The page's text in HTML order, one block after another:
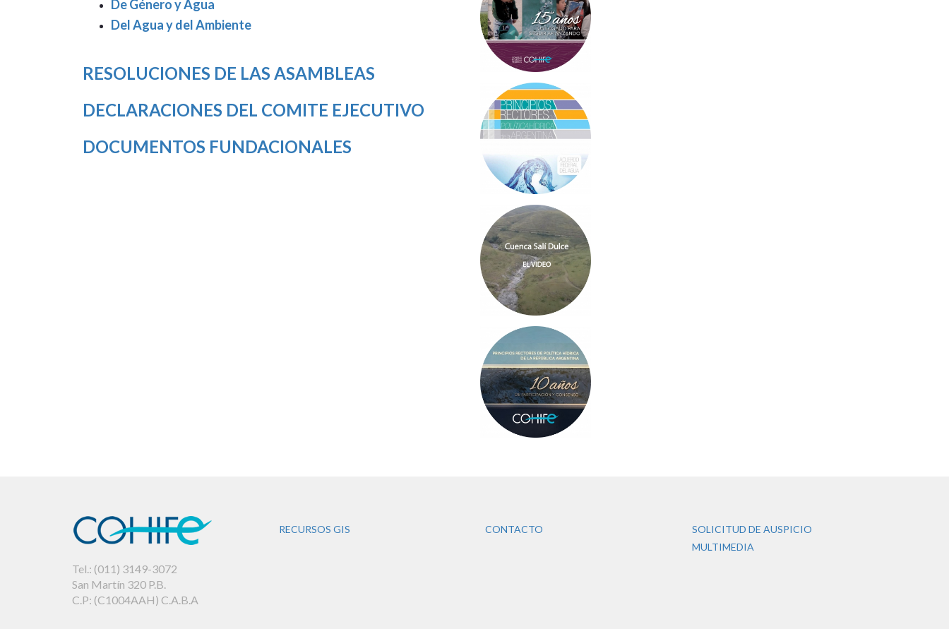
De Género y Agua
Del Agua y del Ambiente
RESOLUCIONES DE LAS ASAMBLEAS
DECLARACIONES DEL COMITE EJECUTIVO
DOCUMENTOS FUNDACIONALES
Tel.: (011) 3149-3072
San Martín 320 P.B.
C.P: (C1004AAH) C.A.B.A
RECURSOS GIS CONTACTO
SOLICITUD DE AUSPICIO
MULTIMEDIA